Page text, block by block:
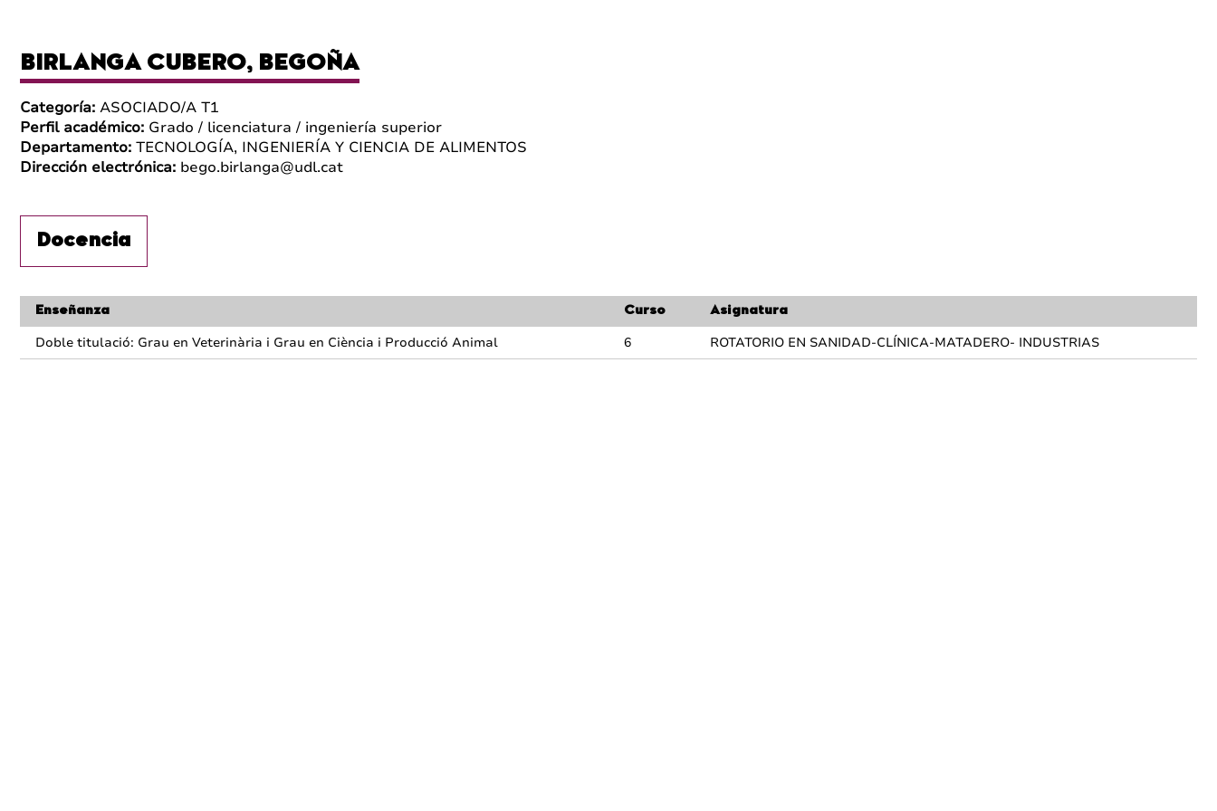
BIRLANGA CUBERO, BEGOÑA
Categoría: ASOCIADO/A T1
Perfil académico: Grado / licenciatura / ingeniería superior
Departamento: TECNOLOGÍA, INGENIERÍA Y CIENCIA DE ALIMENTOS
Dirección electrónica: bego.birlanga@udl.cat
Docencia
Enseñanza Curso Asignatura
Doble titulació: Grau en Veterinària i Grau en Ciència i Producció Animal 6 ROTATORIO EN SANIDAD-CLÍNICA-MATADERO- INDUSTRIAS